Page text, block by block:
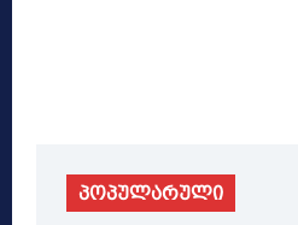
პოპულარული